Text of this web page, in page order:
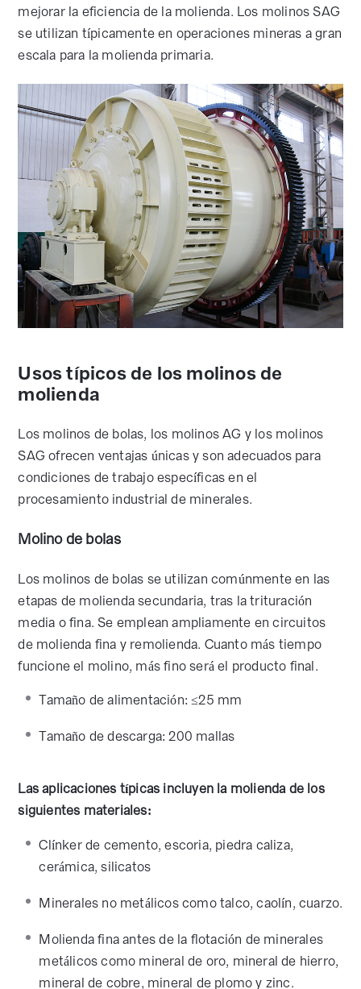
mejorar la eficiencia de la molienda. Los molinos SAG
se utilizan típicamente en operaciones mineras a gran
escala para la molienda primaria.
Usos típicos de los molinos de
molienda
Los molinos de bolas, los molinos AG y los molinos
SAG ofrecen ventajas únicas y son adecuados para
condiciones de trabajo específicas en el
procesamiento industrial de minerales.
Molino de bolas
Los molinos de bolas se utilizan comúnmente en las
etapas de molienda secundaria, tras la trituración
media o fina. Se emplean ampliamente en circuitos
de molienda fina y remolienda. Cuanto más tiempo
funcione el molino, más fino será el producto final.
Tamaño de alimentación: ≤25 mm
Tamaño de descarga: 200 mallas
Las aplicaciones típicas incluyen la molienda de los
siguientes materiales:
Clínker de cemento, escoria, piedra caliza,
cerámica, silicatos
Minerales no metálicos como talco, caolín, cuarzo.
Molienda fina antes de la flotación de minerales
metálicos como mineral de oro, mineral de hierro,
mineral de cobre, mineral de plomo y zinc.